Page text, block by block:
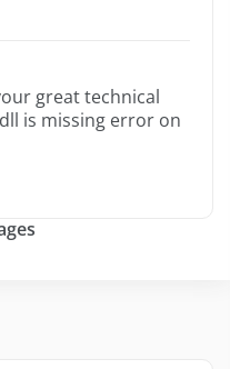
great technical
is missing error on